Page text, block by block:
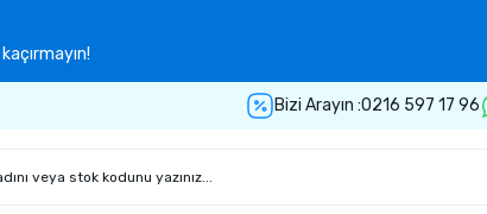
Bizi Arayın :0216 597 17 96